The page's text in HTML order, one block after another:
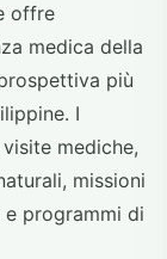
offre
medica della
più
I
mediche,
missioni
programmi di